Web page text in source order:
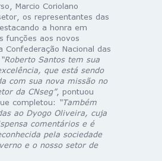
Marcio Coriolano
os representantes das
a honra em
funções aos novos
Confederação Nacional das
“Roberto Santos tem sua
que está sendo
com sua nova missão no
da CNseg”, pontuou
completou: “Também
ao Dyogo Oliveira, cuja
comentários e é
pela sociedade
e o nosso setor de